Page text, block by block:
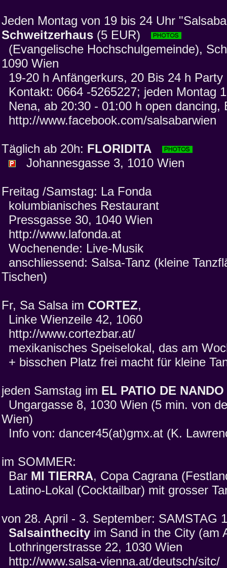
Jeden Montag von 19 bis 24 Uhr
Schweitzerhaus (5 EUR)
(Evangelische Hochschulgemeinde),
1090 Wien
19-20 h Anfängerkurs, 20 Bis 24 h Party
Kontakt: 0664 -5265227; jeden Montag
Nena, ab 20:30 - 01:00 h open dancing,
http://www.facebook.com/salsabarwien
Täglich ab 20h: FLORIDITA
Johannesgasse 3, 1010 Wien
Freitag /Samstag: La Fonda
kolumbianisches Restaurant
Pressgasse 30, 1040 Wien
http://www.lafonda.at
Wochenende: Live-Musik
anschliessend: Salsa-Tanz (kleine
Tischen)
Fr, Sa Salsa im CORTEZ,
Linke Wienzeile 42, 1060
http://www.cortezbar.at/
mexikanisches Speiselokal, das am
+ bisschen Platz frei macht für kleine
jeden Samstag im EL PATIO DE NANDO
Ungargasse 8, 1030 Wien (5 min. von
Wien)
Info von: dancer45(at)gmx.at (K.
im SOMMER:
Bar MI TIERRA, Copa Cagrana
Latino-Lokal (Cocktailbar) mit grosser
von 28. April - 3. September: SAMSTAG
Salsainthecity im Sand in the City (am
Lothringerstrasse 22, 1030 Wien
http://www.salsa-vienna.at/deutsch/sitc/